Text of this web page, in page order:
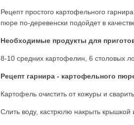
Рецепт простого картофельного
пюре по-деревенски подойдет в
Необходимые продукты для
8-10 средних картофелин, 6 столовых
Рецепт гарнира - картофельного
Картофель очистить от кожуры и
Слить воду, кастрюлю накрыть крышкой